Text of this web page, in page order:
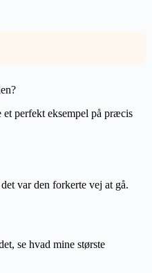
et perfekt eksempel på præcis
var den forkerte vej at gå.
se hvad mine største